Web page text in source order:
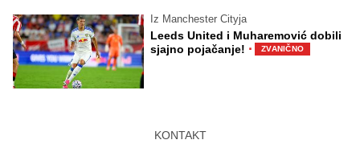
Iz Manchester Cityja
Leeds United i Muharemović dobili
sjajno pojačanje! · ZVANIČNO
KONTAKT